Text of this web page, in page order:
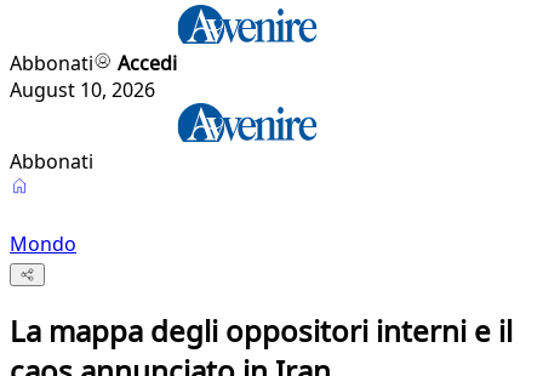
Abbonati
Accedi
August 10, 2026
Abbonati
Mondo
La mappa degli oppositori interni e il